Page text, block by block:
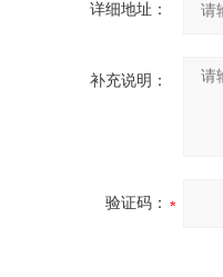
详细地址：
补充说明：
验证码：